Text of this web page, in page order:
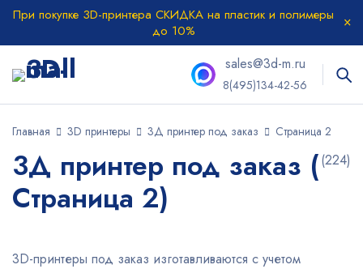
При покупке 3D-принтера СКИДКА на пластик и полимеры
до 10%
sales@3d-m.ru
8(495)134-42-56
Главная 3D принтеры 3Д принтер под заказ Страница 2
3Д принтер под заказ (
Страница 2)
(224)
3D-принтеры под заказ изготавливаются с учетом